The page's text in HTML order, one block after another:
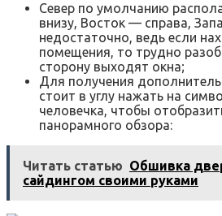
Север по умолчанию
внизу, Восток — справа,
недостаточно, ведь если
помещения, то трудно
сторону выходят окна;
Для получения
стоит в углу нажать на
человечка, чтобы
панорамного обзора:
Читать статью Обшивка
сайдингом своими руками